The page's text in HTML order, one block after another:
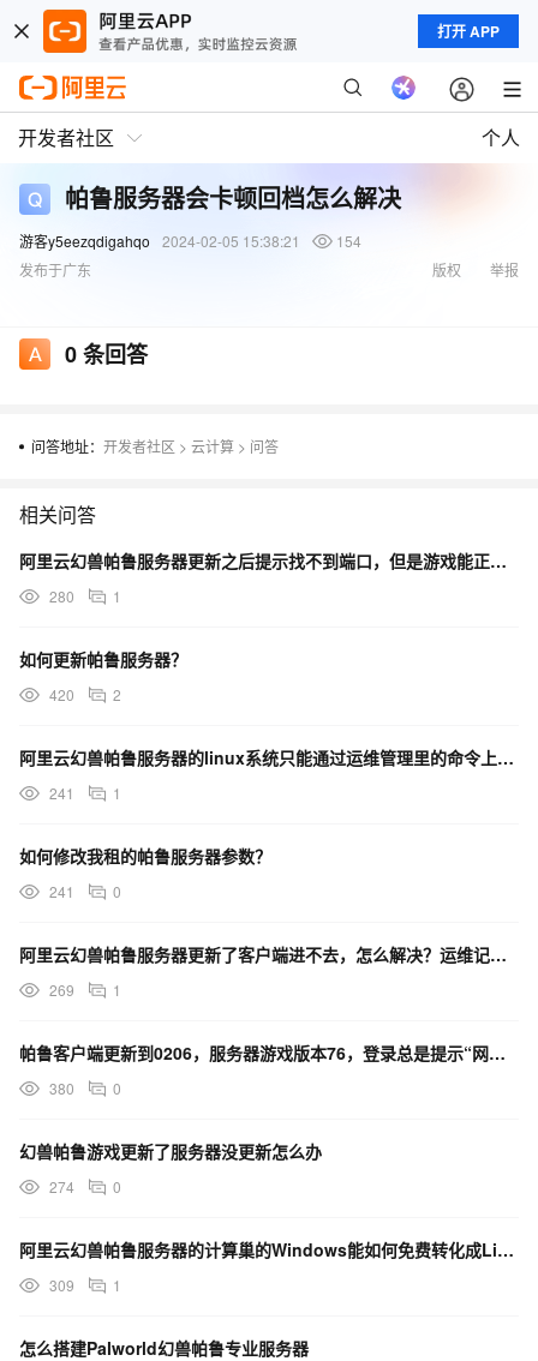
打开 APP
开发者社区 个人
帕鲁服务器会卡顿回档怎么解决
游客y5eezqdigahqo 2024-02-05 15:38:21
154
发布于广东
举报
版权
0条回答
问答地址： 开发者社区 > 云计算 > 问答
相关问答
阿里云幻兽帕鲁服务器更新之后提示找不到端口，但是游戏能正常玩是咋回事儿啊？
280 1
如何更新帕鲁服务器？
420 2
阿里云幻兽帕鲁服务器的linux系统只能通过运维管理里的命令上传文件么？
241 1
如何修改我租的帕鲁服务器参数？
241 0
阿里云幻兽帕鲁服务器更新了客户端进不去，怎么解决？运维记录显示更新完成
269 1
帕鲁客户端更新到0206，服务器游戏版本76，登录总是提示“网络超时”，是服务器版本没升上去吗
380 0
幻兽帕鲁游戏更新了服务器没更新怎么办
274 0
阿里云幻兽帕鲁服务器的计算巢的Windows能如何免费转化成Linux系统吗？
309 1
怎么搭建Palworld幻兽帕鲁专业服务器